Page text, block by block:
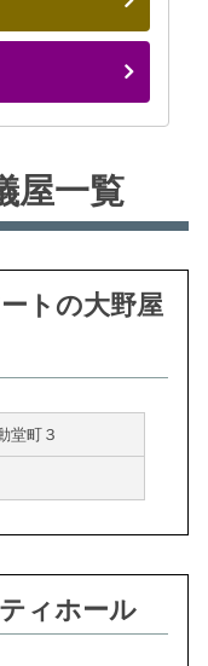
屋一覧
トの大野屋
堂町３
ィホール